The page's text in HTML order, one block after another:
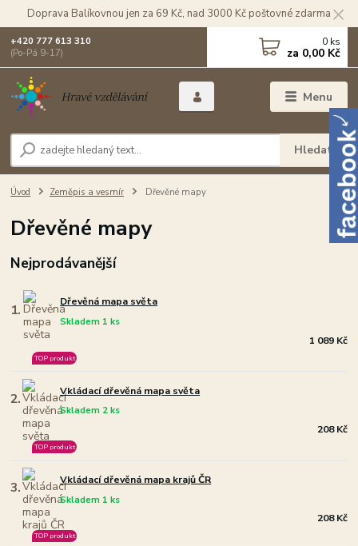
Doprava Balíkovnou jen za 69 Kč, nad 3000 Kč poštovné zdarma
Menu
Hledat
+420 777 613 310
(Po-Pá 9-17)
0 ks
za 0,00 Kč
Úvod Zeměpis a vesmír Dřevěné mapy
Dřevěné mapy
Nejprodávanější
1. Dřevěná mapa světa
Skladem 1 ks
TOP produkt
1 089 Kč
2. Vkládací dřevěná mapa světa
Skladem 2 ks
TOP produkt
208 Kč
3. Vkládací dřevěná mapa krajů ČR
Skladem 1 ks
TOP produkt
208 Kč